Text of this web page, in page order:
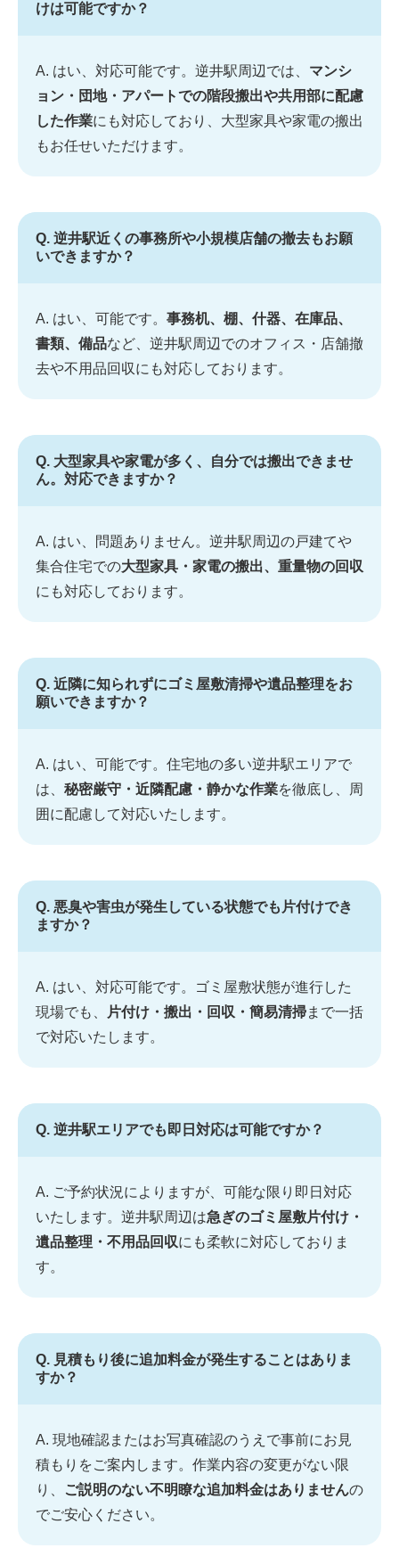
けは可能ですか？
A. はい、対応可能です。逆井駅周辺では、 マンシ
ョン・団地・アパートでの階段搬出や共用部に配慮
した作業にも対応しており、大型家具や家電の搬出
もお任せいただけます。
Q. 逆井駅近くの事務所や小規模店舗の撤去もお願
いできますか？
A. はい、可能です。 事務机、棚、什器、在庫品、
書類、備品など、逆井駅周辺でのオフィス・店舗撤
去や不用品回収にも対応しております。
Q. 大型家具や家電が多く、自分では搬出できませ
ん。対応できますか？
A. はい、問題ありません。逆井駅周辺の戸建てや
集合住宅での大型家具・家電の搬出、重量物の回収
にも対応しております。
Q. 近隣に知られずにゴミ屋敷清掃や遺品整理をお
願いできますか？
A. はい、可能です。住宅地の多い逆井駅エリアで
は、 秘密厳守・近隣配慮・静かな作業を徹底し、周
囲に配慮して対応いたします。
Q. 悪臭や害虫が発生している状態でも片付けでき
ますか？
A. はい、対応可能です。ゴミ屋敷状態が進行した
現場でも、
片付け・搬出・回収・簡易清掃まで一括
で対応いたします。
Q. 逆井駅エリアでも即日対応は可能ですか？
A. ご予約状況によりますが、可能な限り即日対応
いたします。逆井駅周辺は急ぎのゴミ屋敷片付け・
遺品整理・不用品回収にも柔軟に対応しておりま
す。
Q. 見積もり後に追加料金が発生することはありま
すか？
A. 現地確認またはお写真確認のうえで事前にお見
積もりをご案内します。作業内容の変更がない限
り、
ご説明のない不明瞭な追加料金はありませんの
でご安心ください。